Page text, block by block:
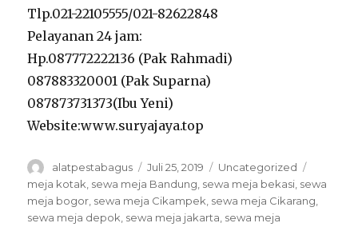
Tlp.021-22105555/021-82622848
Pelayanan 24 jam:
Hp.087772222136 (Pak Rahmadi)
087883320001 (Pak Suparna)
087873731373(Ibu Yeni)
Website:www.suryajaya.top
Author
alatpestabagus
Posted
on
Juli 25, 2019 Categories
Uncategorized
meja kotak sewa meja Bandung sewa meja bekasi sewa
meja bogor sewa meja Cikampek sewa meja Cikarang
sewa meja depok sewa meja jakarta sewa meja